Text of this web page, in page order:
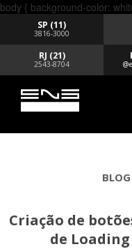
body { background-color:
SP (11)
3816-3000
RJ (21)
2543-8704
Criação de
de